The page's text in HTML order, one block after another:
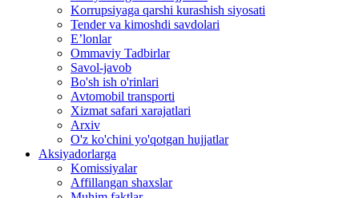
Korrupsiyaga qarshi kurashish siyosati
Tender va kimoshdi savdolari
E’lonlar
Ommaviy Tadbirlar
Savol-javob
Bo'sh ish o'rinlari
Avtomobil transporti
Xizmat safari xarajatlari
Arxiv
O'z ko'chini yo'qotgan hujjatlar
Aksiyadorlarga
Komissiyalar
Affillangan shaxslar